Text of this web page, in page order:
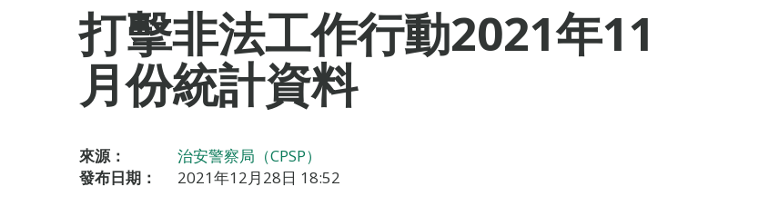
打擊非法工作行動2021年11
月份統計資料
來源：
治安警察局（CPSP）
發布日期：
2021年12月28日 18:52